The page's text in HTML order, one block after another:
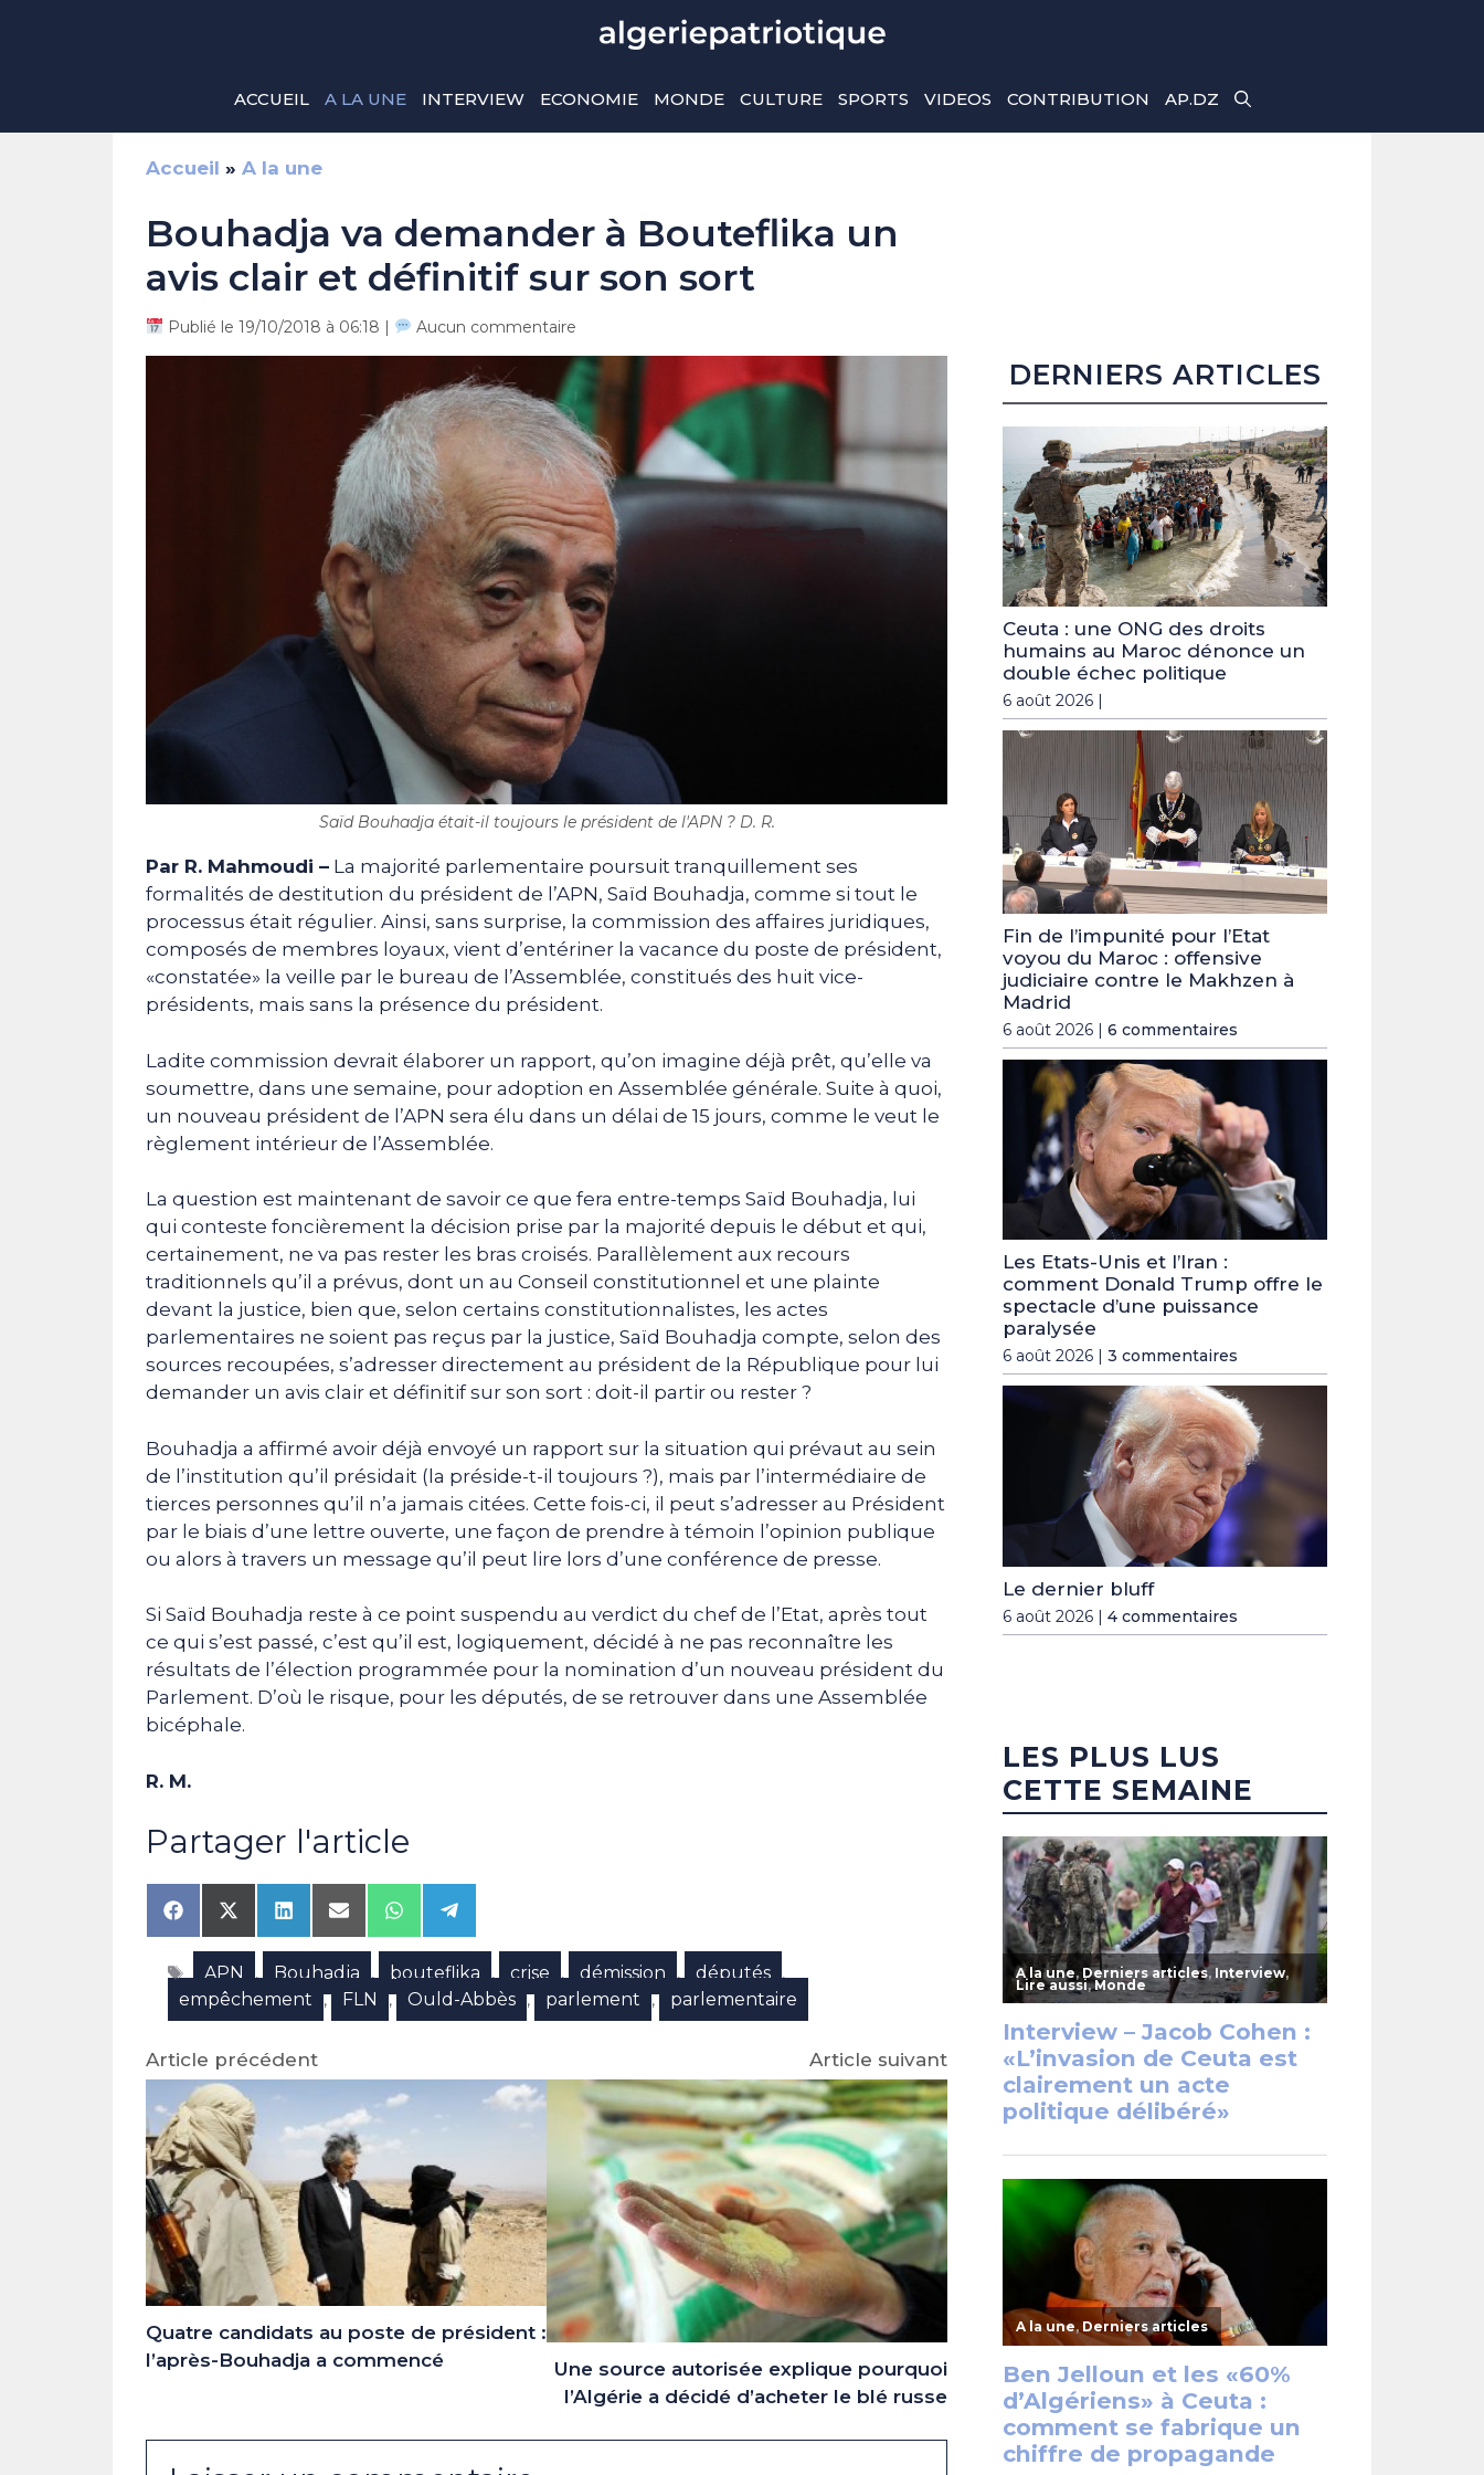
ACCUEIL A LA UNE INTERVIEW ECONOMIE MONDE CULTURE SPORTS VIDEOS CONTRIBUTION AP.DZ
Accueil » A la une
Bouhadja va demander à Bouteflika un
avis clair et définitif sur son sort
Publié le 19/10/2018 à 06:18 | Aucun commentaire
Saïd Bouhadja était-il toujours le président de l'APN ? D. R.
Par R. Mahmoudi – La majorité parlementaire poursuit tranquillement ses
formalités de destitution du président de l’APN, Saïd Bouhadja, comme si tout le
processus était régulier. Ainsi, sans surprise, la commission des affaires juridiques,
composés de membres loyaux, vient d’entériner la vacance du poste de président,
«constatée» la veille par le bureau de l’Assemblée, constitués des huit vice-
présidents, mais sans la présence du président.
Ladite commission devrait élaborer un rapport, qu’on imagine déjà prêt, qu’elle va
soumettre, dans une semaine, pour adoption en Assemblée générale. Suite à quoi,
un nouveau président de l’APN sera élu dans un délai de 15 jours, comme le veut le
règlement intérieur de l’Assemblée.
La question est maintenant de savoir ce que fera entre-temps Saïd Bouhadja, lui
qui conteste foncièrement la décision prise par la majorité depuis le début et qui,
certainement, ne va pas rester les bras croisés. Parallèlement aux recours
traditionnels qu’il a prévus, dont un au Conseil constitutionnel et une plainte
devant la justice, bien que, selon certains constitutionnalistes, les actes
parlementaires ne soient pas reçus par la justice, Saïd Bouhadja compte, selon des
sources recoupées, s’adresser directement au président de la République pour lui
demander un avis clair et définitif sur son sort : doit-il partir ou rester ?
Bouhadja a affirmé avoir déjà envoyé un rapport sur la situation qui prévaut au sein
de l’institution qu’il présidait (la préside-t-il toujours ?), mais par l’intermédiaire de
tierces personnes qu’il n’a jamais citées. Cette fois-ci, il peut s’adresser au Président
par le biais d’une lettre ouverte, une façon de prendre à témoin l’opinion publique
ou alors à travers un message qu’il peut lire lors d’une conférence de presse.
Si Saïd Bouhadja reste à ce point suspendu au verdict du chef de l’Etat, après tout
ce qui s’est passé, c’est qu’il est, logiquement, décidé à ne pas reconnaître les
résultats de l’élection programmée pour la nomination d’un nouveau président du
Parlement. D’où le risque, pour les députés, de se retrouver dans une Assemblée
bicéphale.
R. M.
Partager l'article
Share
on
Facebook
Share
on
X
(Twitter)
Share
on
LinkedIn
Share
on
Email
Share
on
WhatsApp
Share
on
Telegram
Étiquettes
APN , Bouhadja , bouteflika , crise , démission , députés ,
empêchement , FLN , Ould-Abbès , parlement , parlementaire
Article précédent
Quatre candidats au poste de président :
l’après-Bouhadja a commencé
Article suivant
Une source autorisée explique pourquoi
l’Algérie a décidé d’acheter le blé russe
DERNIERS ARTICLES
Ceuta : une ONG des droits
humains au Maroc dénonce un
double échec politique
6 août 2026 |
Fin de l’impunité pour l’Etat
voyou du Maroc : offensive
judiciaire contre le Makhzen à
Madrid
6 août 2026 | 6 commentaires
Les Etats-Unis et l’Iran :
comment Donald Trump offre le
spectacle d’une puissance
paralysée
6 août 2026 | 3 commentaires
Le dernier bluff
6 août 2026 | 4 commentaires
LES PLUS LUS
CETTE SEMAINE